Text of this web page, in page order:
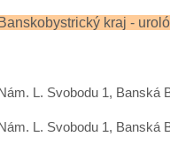
Banskobystrický kraj -
Nám. L. Svobodu 1, Banská
Nám. L. Svobodu 1, Banská